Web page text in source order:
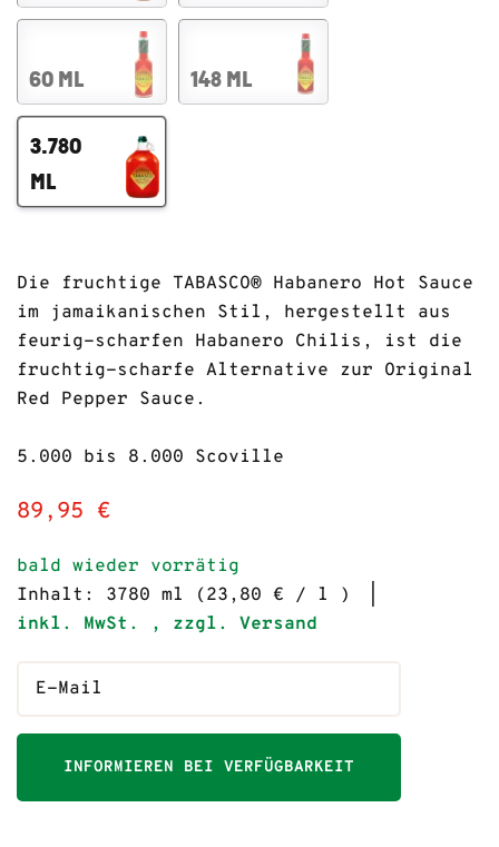
60 ML 148 ML
3.780
ML
Die fruchtige TABASCO® Habanero Hot Sauce
im jamaikanischen Stil, hergestellt aus
feurig-scharfen Habanero Chilis, ist die
fruchtig-scharfe Alternative zur Original
Red Pepper Sauce.
5.000 bis 8.000 Scoville
89,95 €
bald wieder vorrätig
Inhalt: 3780 ml (23,80 € / l )
inkl. MwSt. , zzgl. Versand
INFORMIEREN BEI VERFÜGBARKEIT